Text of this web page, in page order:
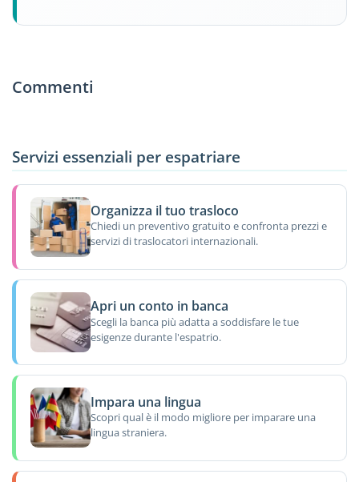
Commenti
Servizi essenziali per espatriare
Organizza il tuo trasloco
Chiedi un preventivo gratuito e confronta prezzi e
servizi di traslocatori internazionali.
Apri un conto in banca
Scegli la banca più adatta a soddisfare le tue
esigenze durante l'espatrio.
Impara una lingua
Scopri qual è il modo migliore per imparare una
lingua straniera.